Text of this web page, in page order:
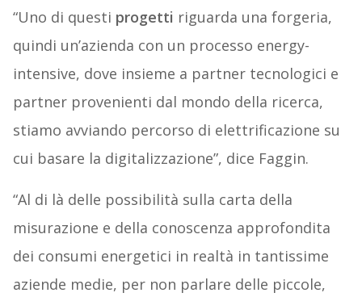
“Uno di questi progetti riguarda una forgeria,
quindi un’azienda con un processo energy-
intensive, dove insieme a partner tecnologici e
partner provenienti dal mondo della ricerca,
stiamo avviando percorso di elettrificazione su
cui basare la digitalizzazione”, dice Faggin.
“Al di là delle possibilità sulla carta della
misurazione e della conoscenza approfondita
dei consumi energetici in realtà in tantissime
aziende medie, per non parlare delle piccole,